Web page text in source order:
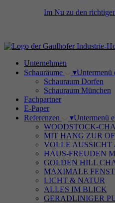
Im Nu zu den
Unternehmen
Schauräume
▾Untermenü
Schauraum Dorfen
Schauraum München
Fachpartner
E-Paper
Referenzen
▾Untermenü
WOODSTOCK-
MIT HANG ZUR
VOLLE AUSSICHT
HAUS-FREUDEN
GOLDEN HILL
MAXIMALE
LICHT & NATUR
ALLES IM BLICK
GERADLINIGER